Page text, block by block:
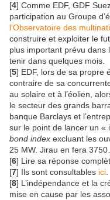
[4] Comme EDF, GDF
participation au Groupe
l’Observatoire des
construire et exploiter le
plus important prévu dans
tenir dans quelques mois.
[5] EDF, lors de sa propre
contraire de sa
au solaire et à l’éolien,
le secteur des grands
banque Barclays et
sur le point de lancer un «
bond index excluant les
25 MW. Jirau en fera
[6] Lire sa réponse
[7] Ils sont consultables ici.
[8] L’indépendance et la
mise en cause par les